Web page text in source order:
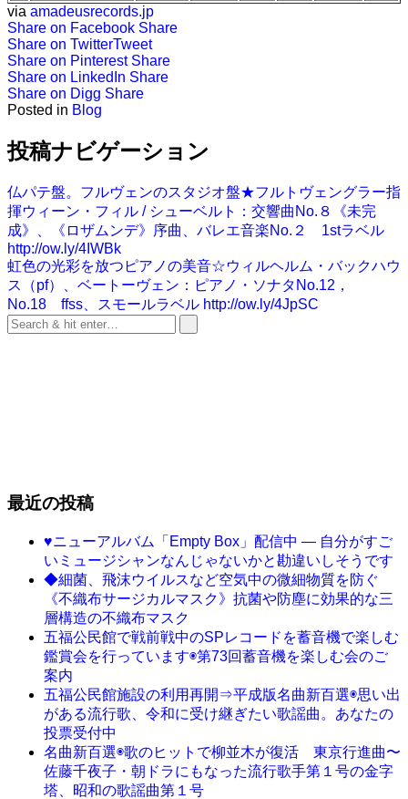
via amadeusrecords.jp
Share on Facebook Share
Share on TwitterTweet
Share on Pinterest Share
Share on LinkedIn Share
Share on Digg Share
Posted in Blog
投稿ナビゲーション
仏パテ盤。フルヴェンのスタジオ盤★フルトヴェングラー指
揮ウィーン・フィル / シューベルト：交響曲No.８《未完
成》、《ロザムンデ》序曲、バレエ音楽No.２ 1stラベル
http://ow.ly/4IWBk
虹色の光彩を放つピアノの美音☆ウィルヘルム・バックハウ
ス（pf）、ベートーヴェン：ピアノ・ソナタNo.12，
No.18 ffss、スモールラベル http://ow.ly/4JpSC
最近の投稿
♥ニューアルバム「Empty Box」配信中 ― 自分がすご
いミュージシャンなんじゃないかと勘違いしそうです
◆細菌、飛沫ウイルスなど空気中の微細物質を防ぐ
《不織布サージカルマスク》抗菌や防塵に効果的な三
層構造の不織布マスク
五福公民館で戦前戦中のSPレコードを蓄音機で楽しむ
鑑賞会を行っています◉第73回蓄音機を楽しむ会のご
案内
五福公民館施設の利用再開⇒平成版名曲新百選◉思い出
がある流行歌、令和に受け継ぎたい歌謡曲。あなたの
投票受付中
名曲新百選◉歌のヒットで柳並木が復活 東京行進曲〜
佐藤千夜子・朝ドラにもなった流行歌手第１号の金字
塔、昭和の歌謡曲第１号